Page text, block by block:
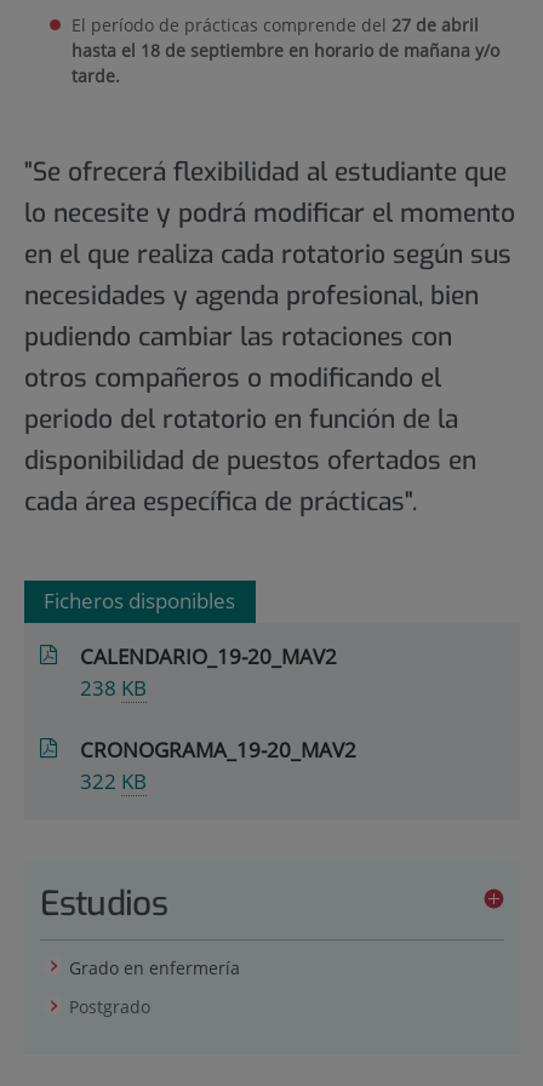
El período de prácticas comprende del 27 de abril
hasta el 18 de septiembre en horario de mañana y/o
tarde.
"Se ofrecerá flexibilidad al estudiante que
lo necesite y podrá modificar el momento
en el que realiza cada rotatorio según sus
necesidades y agenda profesional, bien
pudiendo cambiar las rotaciones con
otros compañeros o modificando el
periodo del rotatorio en función de la
disponibilidad de puestos ofertados en
cada área específica de prácticas".
Ficheros disponibles
CALENDARIO_19-20_MAV2
238 KB
CRONOGRAMA_19-20_MAV2
322 KB
Estudios
Grado en enfermería
Postgrado